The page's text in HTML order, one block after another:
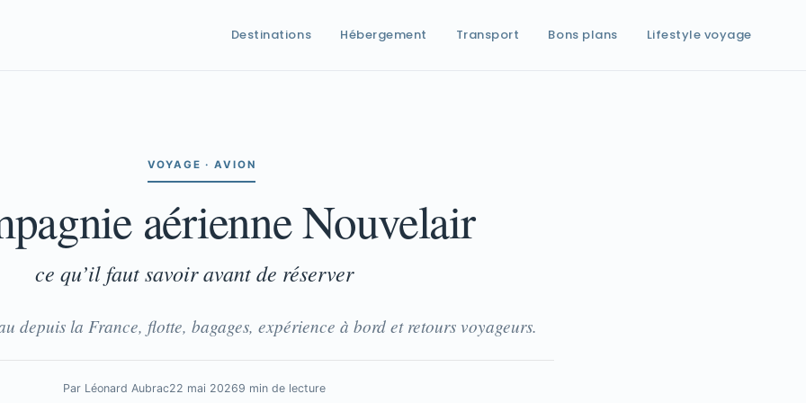
Destinations Hébergement Transport Bons plans Lifestyle voyage
VOYAGE · AVION
aérienne Nouvelair
ce qu’il faut savoir avant de réserver
depuis la France, flotte, bagages, expérience à bord et retours voyageurs.
Par Léonard Aubrac22 mai 20269 min de lecture